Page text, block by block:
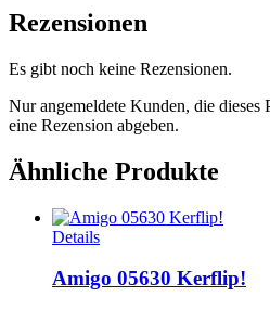
Rezensionen
Es gibt noch keine Rezensionen.
Nur angemeldete Kunden, die dieses
eine Rezension abgeben.
Ähnliche Produkte
Details
Amigo 05630 Kerflip!